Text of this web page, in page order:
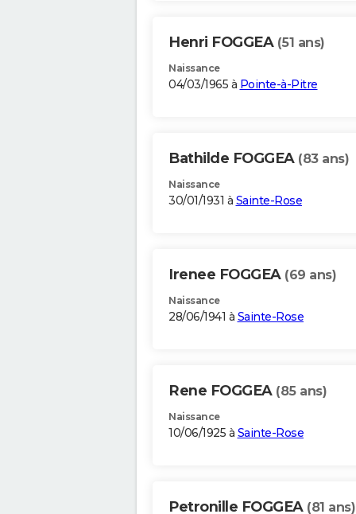
Henri FOGGEA (51 ans)
Naissance
04/03/1965 à Pointe-à-Pitre
Bathilde FOGGEA (83 ans)
Naissance
30/01/1931 à Sainte-Rose
Irenee FOGGEA (69 ans)
Naissance
28/06/1941 à Sainte-Rose
Rene FOGGEA (85 ans)
Naissance
10/06/1925 à Sainte-Rose
Petronille FOGGEA (81 ans)